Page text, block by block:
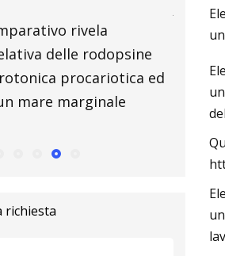
rivela
delle rodopsine
procariotica ed
mare marginale
Jul 14,
richiesta